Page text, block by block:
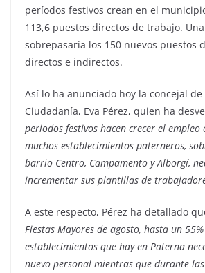
períodos festivos crean en el
113,6 puestos directos de trabajo.
sobrepasaría los 150 nuevos puestos
directos e indirectos.
Así lo ha anunciado hoy la concejal de
Ciudadanía, Eva Pérez, quien ha
periodos festivos hacen crecer el
muchos establecimientos paterneros,
barrio Centro, Campamento y Alborgí,
incrementar sus plantillas de
A este respecto, Pérez ha detallado
Fiestas Mayores de agosto, hasta un
establecimientos que hay en Paterna
nuevo personal mientras que durante